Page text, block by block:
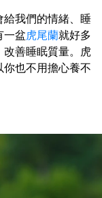
給我們的情緒、睡
一盆虎尾蘭就好多
改善睡眠質量。虎
你也不用擔心養不